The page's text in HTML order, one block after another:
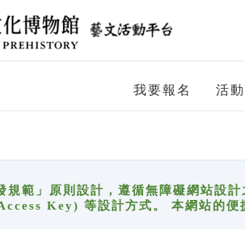
我要報名 活
規範」原則設計，遵循無障礙網站設
Key) 等設計方式。 本網站的便